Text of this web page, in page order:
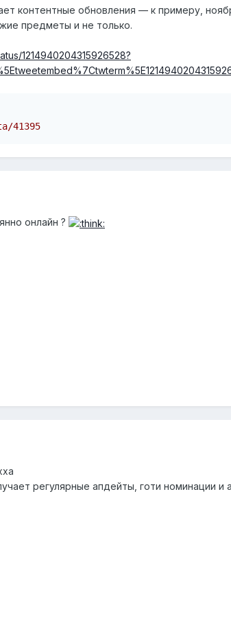
контентные обновления — к примеру,
предметы и не только.
1214940204315926528?
41395
онлайн ?
регулярные апдейты, готи номинации